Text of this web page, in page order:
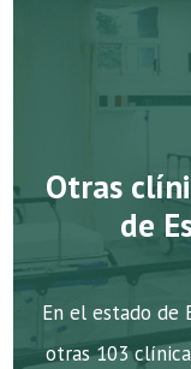
Otras
de
En el estado de
otras 103